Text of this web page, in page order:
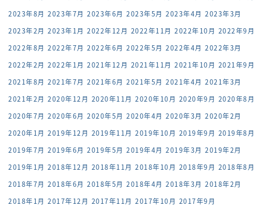
2023年8月 2023年7月 2023年6月 2023年5月 2023年4月 2023年3月
2023年2月 2023年1月 2022年12月 2022年11月 2022年10月 2022年9月
2022年8月 2022年7月 2022年6月 2022年5月 2022年4月 2022年3月
2022年2月 2022年1月 2021年12月 2021年11月 2021年10月 2021年9月
2021年8月 2021年7月 2021年6月 2021年5月 2021年4月 2021年3月
2021年2月 2020年12月 2020年11月 2020年10月 2020年9月 2020年8月
2020年7月 2020年6月 2020年5月 2020年4月 2020年3月 2020年2月
2020年1月 2019年12月 2019年11月 2019年10月 2019年9月 2019年8月
2019年7月 2019年6月 2019年5月 2019年4月 2019年3月 2019年2月
2019年1月 2018年12月 2018年11月 2018年10月 2018年9月 2018年8月
2018年7月 2018年6月 2018年5月 2018年4月 2018年3月 2018年2月
2018年1月 2017年12月 2017年11月 2017年10月 2017年9月